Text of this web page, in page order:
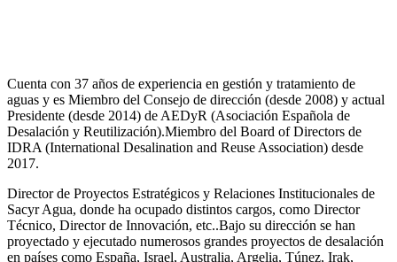
Cuenta con 37 años de experiencia en gestión y tratamiento de
aguas y es Miembro del Consejo de dirección (desde 2008) y actual
Presidente (desde 2014) de AEDyR (Asociación Española de
Desalación y Reutilización).Miembro del Board of Directors de
IDRA (International Desalination and Reuse Association) desde
2017.
Director de Proyectos Estratégicos y Relaciones Institucionales de
Sacyr Agua, donde ha ocupado distintos cargos, como Director
Técnico, Director de Innovación, etc..Bajo su dirección se han
proyectado y ejecutado numerosos grandes proyectos de desalación
en países como España, Israel, Australia, Argelia, Túnez, Irak,